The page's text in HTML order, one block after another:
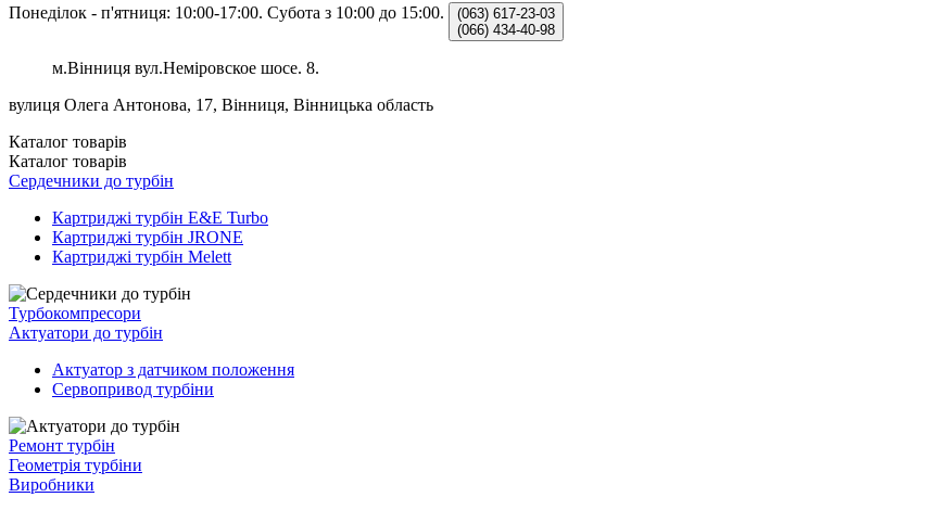
Понеділок - п'ятниця: 10:00-17:00. Субота з 10:00 до 15:00. (063) 617-23-03
(066) 434-40-98
м.Вінниця вул.Неміровское шосе. 8.
вулиця Олега Антонова, 17, Вінниця, Вінницька область
Каталог товарів
Каталог товарів
Сердечники до турбін
Картриджі турбін E&E Turbo
Картриджі турбін JRONE
Картриджі турбін Melett
Турбокомпресори
Актуатори до турбін
Актуатор з датчиком положення
Сервопривод турбіни
Ремонт турбін
Геометрія турбіни
Виробники